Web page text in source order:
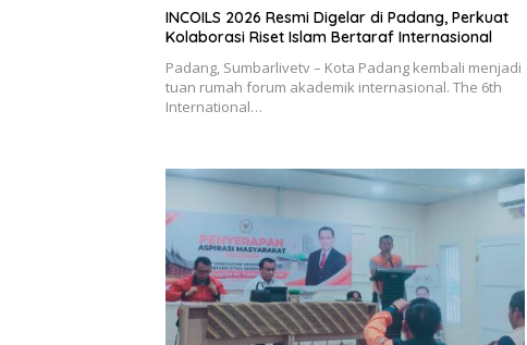
INCOILS 2026 Resmi Digelar di Padang, Perkuat
Kolaborasi Riset Islam Bertaraf Internasional
Padang, Sumbarlivetv – Kota Padang kembali menjadi
tuan rumah forum akademik internasional. The 6th
International…